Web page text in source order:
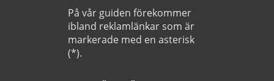
På vår guiden förekommer
ibland reklamlänkar som är
markerade med en asterisk
(*).